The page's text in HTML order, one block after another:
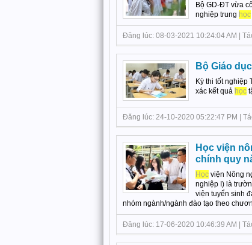
Bộ GD-ĐT vừa
nghiệp trung học
Đăng lúc: 08-03-2021 10:24:04 AM |
Bộ Giáo
Kỳ thi tốt nghiệp
xác kết quả học
Đăng lúc: 24-10-2020 05:22:47 PM |
Học viện
chính quy
Họcviện Nông
nghiệp I) là
viện tuyển sinh
nhóm ngành/ngành đào tạo theo
Đăng lúc: 17-06-2020 10:46:39 AM |